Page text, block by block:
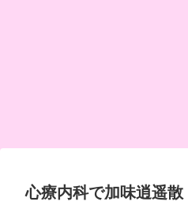
心療内科で加味逍遥散